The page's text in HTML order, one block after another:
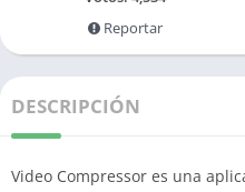
Reportar
DESCRIPCIÓN
Video Compressor es una